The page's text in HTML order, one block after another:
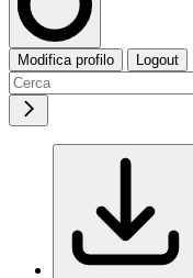
Modifica profilo Logout